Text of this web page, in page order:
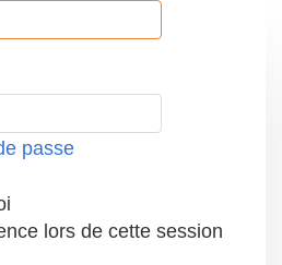
passe
lors de cette session